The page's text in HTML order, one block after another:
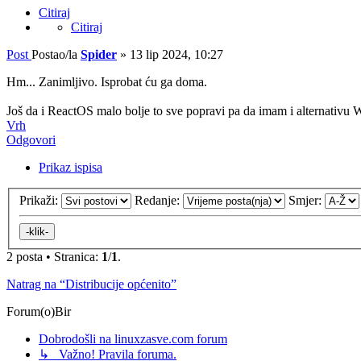
Citiraj
Citiraj
Post Postao/la Spider » 13 lip 2024, 10:27
Hm... Zanimljivo. Isprobat ću ga doma.
Još da i ReactOS malo bolje to sve popravi pa da imam i alternativu
Vrh
Odgovori
Prikaz ispisa
Prikaži: Redanje: Smjer:
2 posta • Stranica: 1/1.
Natrag na “Distribucije općenito”
Forum(o)Bir
Dobrodošli na linuxzasve.com forum
↳ Važno! Pravila foruma.